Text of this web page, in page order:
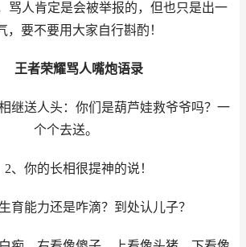
骂人肯定是会被举报的，但也只是出一
，要不要用大家自行斟酌！
王者荣耀骂人嘴炮语录
继送人头：你们是葫芦娃救爷爷吗？一
个个去送。
2、你的长相很提神的说！
育能力还是咋滴？到处认儿子？